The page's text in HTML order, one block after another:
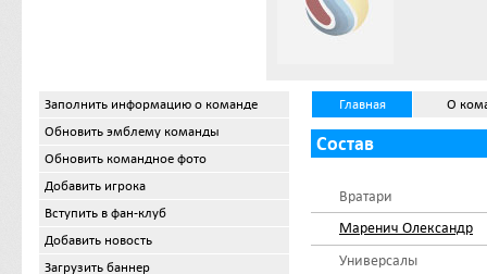
Заполнить информацию о команде
Обновить эмблему команды
Обновить командное фото
Добавить игрока
Вступить в фан-клуб
Добавить новость
Загрузить баннер
Главная О
Состав
Вратари
Маренич Олександр
Универсалы